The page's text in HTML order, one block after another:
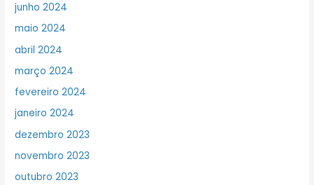
junho 2024
maio 2024
abril 2024
março 2024
fevereiro 2024
janeiro 2024
dezembro 2023
novembro 2023
outubro 2023